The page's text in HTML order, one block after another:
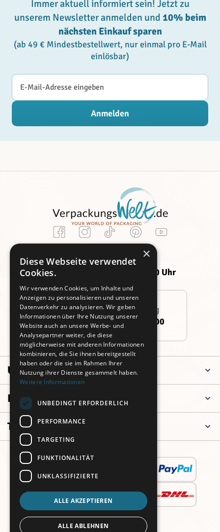
Immer aktuell informiert sein! Jetzt zu
unserem Newsletter anmelden und 10% beim
nächsten Einkauf sparen
(ab 49 € Mindestbestellwert, nur einmal pro E-Mail
einlösbar)
E-Mail-Adresse
Anmelden
Kundenservice
Montag -
Donnerstag:
09:00 - 16:00 Uhr
Freitag:
09:00 - 14:00 Uhr
Persönliche Beratung
+49 (0)911 3260 6700
Unternehmen
Informationen
Top Kategorien
×
Diese Webseite verwendet
Cookies.
Wir verwenden Cookies, um Inhalte und
Anzeigen zu personalisieren und unseren
Datenverkehr zu analysieren. Wir geben
Informationen über Ihre Nutzung unserer
Website auch an unsere Werbe- und
Analysepartner weiter, die diese
möglicherweise mit anderen Informationen
kombinieren, die Sie ihnen bereitgestellt
haben oder die sie im Rahmen Ihrer
Nutzung ihrer Dienste gesammelt haben.
Weitere Informationen
UNBEDINGT ERFORDERLICH
PERFORMANCE
TARGETING
FUNKTIONALITÄT
UNKLASSIFIZIERTE
ALLE AKZEPTIEREN
ALLE ABLEHNEN